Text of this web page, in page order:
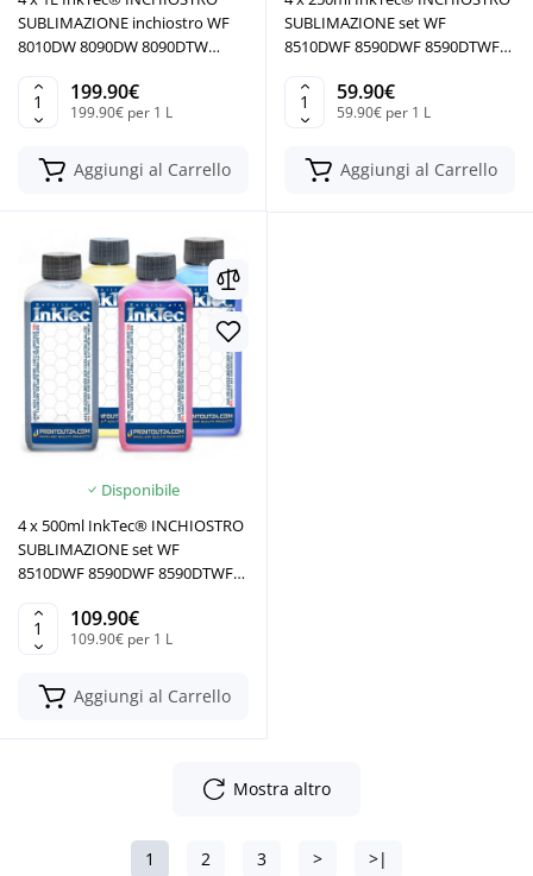
SUBLIMAZIONE inchiostro WF
8010DW 8090DW 8090DTW
199.90€
199.90€ per 1 L
Aggiungi al Carrello
SUBLIMAZIONE set WF
8510DWF 8590DWF 8590DTWF
59.90€
59.90€ per 1 L
Aggiungi al Carrello
Disponibile
4 x 500ml InkTec® INCHIOSTRO
SUBLIMAZIONE set WF
8510DWF 8590DWF 8590DTWF
109.90€
109.90€ per 1 L
Aggiungi al Carrello
Mostra altro
1 2 3 > >|